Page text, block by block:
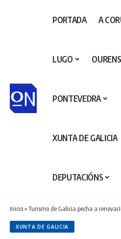
PORTADA A
LUGO
PONTEVEDRA
XUNTA DE GALICIA
DEPUTACIÓNS
Inicio»Turismo de Galicia pecha a renovación
XUNTA DE GALICIA